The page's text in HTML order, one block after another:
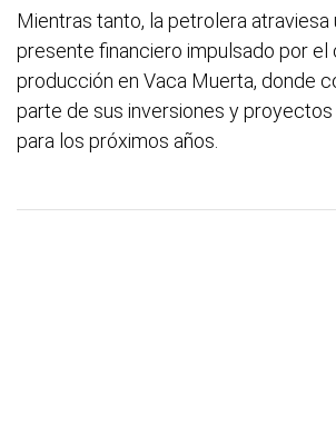
Mientras tanto, la petrolera atraviesa
presente financiero impulsado por el
producción en Vaca Muerta, donde
parte de sus inversiones y
para los próximos años.